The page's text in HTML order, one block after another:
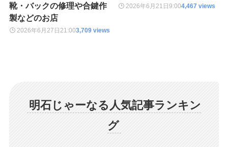
靴・バックの修理や合鍵作
製などのお店
2026年6月27日 21:003,709 views
2026年6月21日9:004,467 views
明石じゃーなる人気記事ランキン
グ